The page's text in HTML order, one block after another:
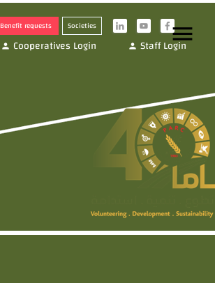
Benefit requests Societies i y f
person Cooperatives Login person Staff Login
menu